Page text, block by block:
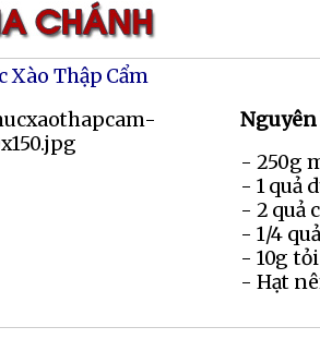
Xào Thập Cẩm
Nguyên
- 250g
- 1 quả
- 2 quả
- 1/4
- 10g
- Hạt